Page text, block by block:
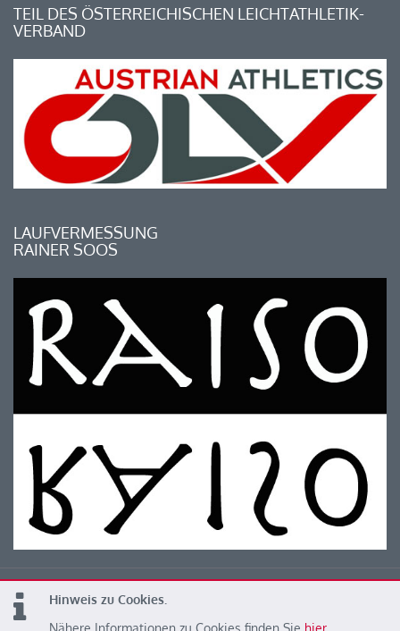
Hinweis zu Cookies.
Nähere Informationen zu Cookies finden Sie hier
TEIL DES ÖSTERREICHISCHEN LEICHTATHLETIK-
VERBAND
LAUFVERMESSUNG
RAINER SOOS
© 2026 Kärntner Leichtathletik Verband